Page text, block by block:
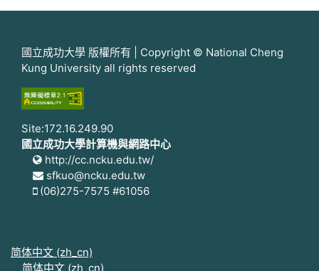
國立成功大學 版權所有 | Copyright © National Cheng
Kung University all rights reserved
Site:172.16.249.90
國立成功大學計算機與網路中心
http://cc.ncku.edu.tw/
sfkuo@ncku.edu.tw
(06)275-7575 #61056
简体中文 ‎(zh_cn)‎
简体中文 ‎(zh_cn)‎